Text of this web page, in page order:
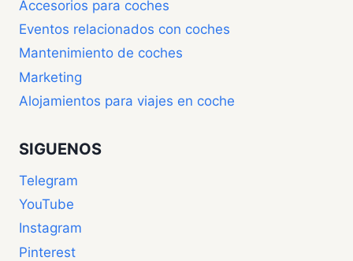
Accesorios para coches
Eventos relacionados con coches
Mantenimiento de coches
Marketing
Alojamientos para viajes en coche
SIGUENOS
Telegram
YouTube
Instagram
Pinterest